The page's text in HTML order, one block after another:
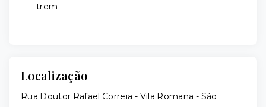
trem
Localização
Rua Doutor Rafael Correia - Vila Romana - São